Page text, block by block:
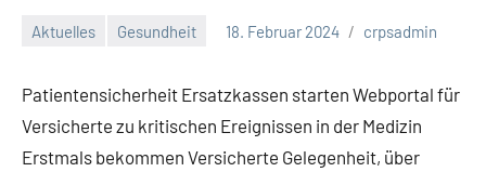
Aktuelles Gesundheit 18. Februar 2024 crpsadmin
Patientensicherheit Ersatzkassen starten Webportal für
Versicherte zu kritischen Ereignissen in der Medizin
Erstmals bekommen Versicherte Gelegenheit, über